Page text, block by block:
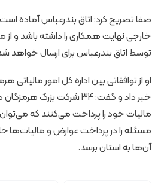
صفا تصریح کرد: اتاق بندرعباس آماده
خارجی نهایت همکاری را داشته باشد و از
توسط اتاق بندرعباس برای ارسال خواهد
او از توافقاتی بین اداره کل امور مالیاتی
خبر داد و گفت: ۳۴ شرکت بزرگ
مالیات خود را پرداخت می‌کنند که
مسئله را در پرداخت عوارض و مالیات‌ها
آن‌ها به استان برسد.